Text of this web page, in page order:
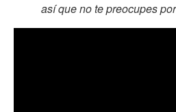
así que no te preocupes